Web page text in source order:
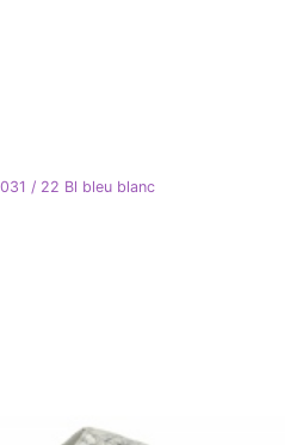
/ 22 Bl bleu blanc